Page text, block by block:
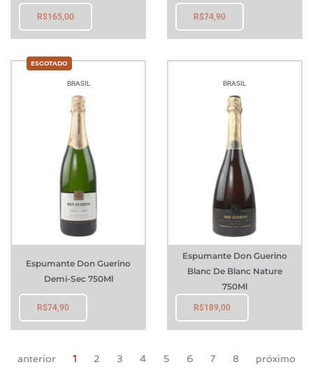
R$165,00 R$74,90
BRASIL
Espumante Don Guerino
Demi-Sec 750Ml
R$74,90
BRASIL
Espumante Don Guerino
Blanc De Blanc Nature
750Ml
R$189,00
anterior 1 2 3 4 5 6 7 8 próximo